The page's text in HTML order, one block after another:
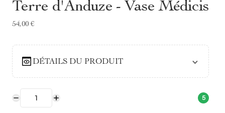
Terre d'Anduze - Vase Médicis
54,00 €
DÉTAILS DU PRODUIT
5